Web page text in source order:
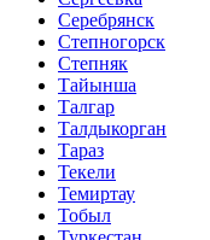
Серебрянск
Степногорск
Степняк
Тайынша
Талгар
Талдыкорган
Тараз
Текели
Темиртау
Тобыл